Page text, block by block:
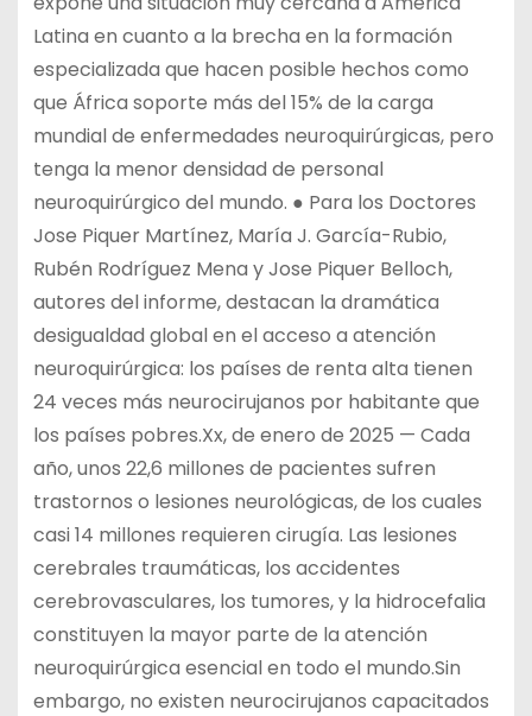
Latina en cuanto a la brecha en la formación
especializada que hacen posible hechos como
que África soporte más del 15% de la carga
mundial de enfermedades neuroquirúrgicas, pero
tenga la menor densidad de personal
neuroquirúrgico del mundo. ● Para los Doctores
Jose Piquer Martínez, María J. García-Rubio,
Rubén Rodríguez Mena y Jose Piquer Belloch,
autores del informe, destacan la dramática
desigualdad global en el acceso a atención
neuroquirúrgica: los países de renta alta tienen
24 veces más neurocirujanos por habitante que
los países pobres.Xx, de enero de 2025 — Cada
año, unos 22,6 millones de pacientes sufren
trastornos o lesiones neurológicas, de los cuales
casi 14 millones requieren cirugía. Las lesiones
cerebrales traumáticas, los accidentes
cerebrovasculares, los tumores, y la hidrocefalia
constituyen la mayor parte de la atención
neuroquirúrgica esencial en todo el mundo.Sin
embargo, no existen neurocirujanos capacitados